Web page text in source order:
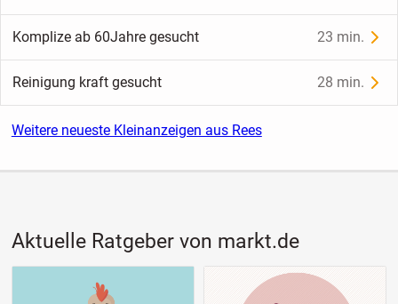
Komplize ab 60Jahre gesucht 23 min.
Reinigung kraft gesucht 28 min.
Weitere neueste Kleinanzeigen aus Rees
Aktuelle Ratgeber von markt.de